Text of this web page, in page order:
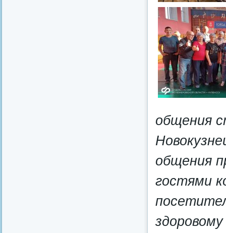
общения
общения
гостями